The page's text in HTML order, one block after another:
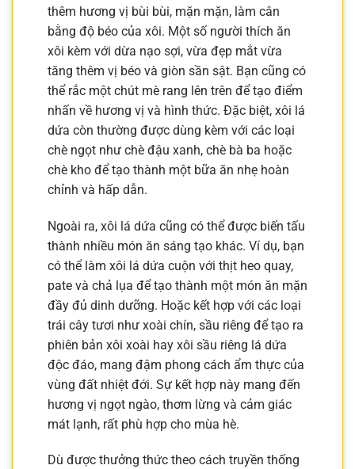
thêm hương vị bùi bùi, mặn mặn, làm cân
bằng độ béo của xôi. Một số người thích ăn
xôi kèm với dừa nạo sợi, vừa đẹp mắt vừa
tăng thêm vị béo và giòn sần sật. Bạn cũng có
thể rắc một chút mè rang lên trên để tạo điểm
nhấn về hương vị và hình thức. Đặc biệt, xôi lá
dứa còn thường được dùng kèm với các loại
chè ngọt như chè đậu xanh, chè bà ba hoặc
chè kho để tạo thành một bữa ăn nhẹ hoàn
chỉnh và hấp dẫn.
Ngoài ra, xôi lá dứa cũng có thể được biến tấu
thành nhiều món ăn sáng tạo khác. Ví dụ, bạn
có thể làm xôi lá dứa cuộn với thịt heo quay,
pate và chả lụa để tạo thành một món ăn mặn
đầy đủ dinh dưỡng. Hoặc kết hợp với các loại
trái cây tươi như xoài chín, sầu riêng để tạo ra
phiên bản xôi xoài hay xôi sầu riêng lá dứa
độc đáo, mang đậm phong cách ẩm thực của
vùng đất nhiệt đới. Sự kết hợp này mang đến
hương vị ngọt ngào, thơm lừng và cảm giác
mát lạnh, rất phù hợp cho mùa hè.
Dù được thưởng thức theo cách truyền thống